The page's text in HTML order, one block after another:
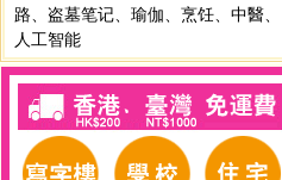
路
盗墓笔记 瑜伽 烹饪 中醫
人工智能